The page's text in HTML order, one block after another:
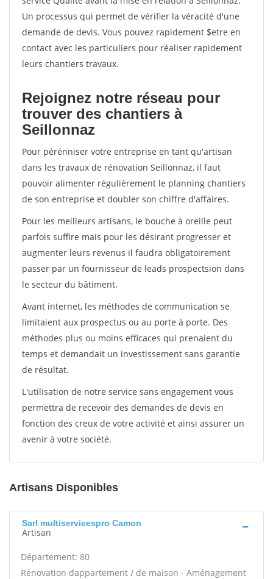
Un processus qui permet de vérifier la véracité d'une
demande de devis. Vous pouvez rapidement $etre en
contact avec les particuliers pour réaliser rapidement
leurs chantiers travaux.
Rejoignez notre réseau pour
trouver des chantiers à
Seillonnaz
Pour pérénniser votre entreprise en tant qu'artisan
dans les travaux de rénovation Seillonnaz, il faut
pouvoir alimenter régulièrement le planning chantiers
de son entreprise et doubler son chiffre d'affaires.
Pour les meilleurs artisans, le bouche à oreille peut
parfois suffire mais pour les désirant progresser et
augmenter leurs revenus il faudra obligatoirement
passer par un fournisseur de leads prospectsion dans
le secteur du bâtiment.
Avant internet, les méthodes de communication se
limitaient aux prospectus ou au porte à porte. Des
méthodes plus ou moins efficaces qui prenaient du
temps et demandait un investissement sans garantie
de résultat.
L'utilisation de notre service sans engagement vous
permettra de recevoir des demandes de devis en
fonction des creux de votre activité et ainsi assurer un
avenir à votre société.
Artisans Disponibles
Sarl multiservicespro Camon
Artisan
Département: 80
Rénovation dappartement / de maison - Aménagement